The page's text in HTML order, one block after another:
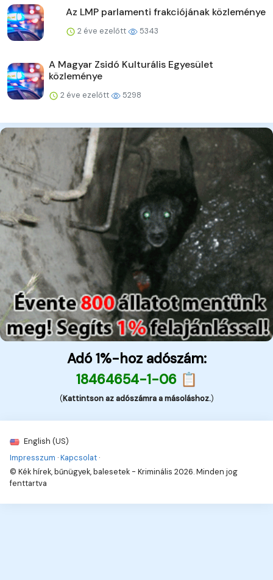
Az LMP parlamenti frakciójának közleménye
2 éve ezelőtt 5343
A Magyar Zsidó Kulturális Egyesület
közleménye
2 éve ezelőtt 5298
Adó 1%-hoz adószám:
18464654-1-06 📋
(Kattintson az adószámra a másoláshoz.)
English (US)
Impresszum ·Kapcsolat ·
© Kék hírek, bűnügyek, balesetek - Kriminális 2026. Minden jog
fenttartva